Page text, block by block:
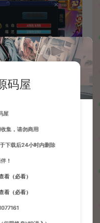
码屋
屋
集，请勿商用
下载后24小时内删除
！
看（必看）
看（必看）